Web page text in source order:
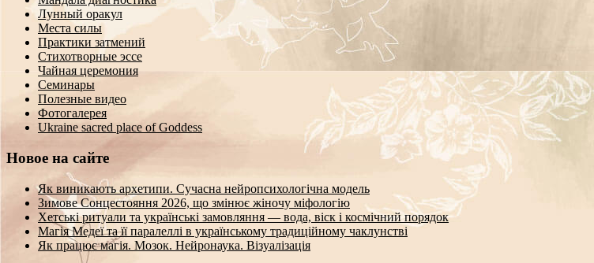
Лунный оракул
Места силы
Практики затмений
Стихотворные эссе
Чайная церемония
Семинары
Полезные видео
Фотогалерея
Ukraine sacred place of Goddess
Новое на сайте
Як виникають архетипи. Сучасна нейропсихологічна модель
Зимове Сонцестояння 2026, що змінює жіночу міфологію
Хетські ритуали та українські замовляння — вода, віск і космічний порядок
Магія Медеї та її паралеллі в українському традиційному чаклунстві
Як працює магія. Мозок. Нейронаука. Візуалізація